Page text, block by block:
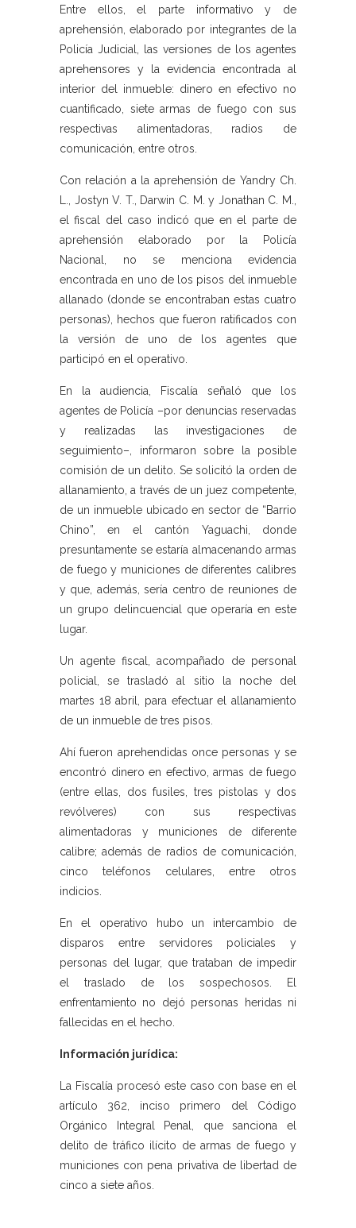
Entre ellos, el parte informativo y de
aprehensión, elaborado por integrantes de la
Policía Judicial, las versiones de los agentes
aprehensores y la evidencia encontrada al
interior del inmueble: dinero en efectivo no
cuantificado, siete armas de fuego con sus
respectivas alimentadoras, radios de
comunicación, entre otros.
Con relación a la aprehensión de Yandry Ch.
L., Jostyn V. T., Darwin C. M. y Jonathan C. M.,
el fiscal del caso indicó que en el parte de
aprehensión elaborado por la Policía
Nacional, no se menciona evidencia
encontrada en uno de los pisos del inmueble
allanado (donde se encontraban estas cuatro
personas), hechos que fueron ratificados con
la versión de uno de los agentes que
participó en el operativo.
En la audiencia, Fiscalía señaló que los
agentes de Policía –por denuncias reservadas
y realizadas las investigaciones de
seguimiento–, informaron sobre la posible
comisión de un delito. Se solicitó la orden de
allanamiento, a través de un juez competente,
de un inmueble ubicado en sector de “Barrio
Chino”, en el cantón Yaguachi, donde
presuntamente se estaría almacenando armas
de fuego y municiones de diferentes calibres
y que, además, sería centro de reuniones de
un grupo delincuencial que operaría en este
lugar.
Un agente fiscal, acompañado de personal
policial, se trasladó al sitio la noche del
martes 18 abril, para efectuar el allanamiento
de un inmueble de tres pisos.
Ahí fueron aprehendidas once personas y se
encontró dinero en efectivo, armas de fuego
(entre ellas, dos fusiles, tres pistolas y dos
revólveres) con sus respectivas
alimentadoras y municiones de diferente
calibre; además de radios de comunicación,
cinco teléfonos celulares, entre otros
indicios.
En el operativo hubo un intercambio de
disparos entre servidores policiales y
personas del lugar, que trataban de impedir
el traslado de los sospechosos. El
enfrentamiento no dejó personas heridas ni
fallecidas en el hecho.
Información jurídica:
La Fiscalía procesó este caso con base en el
artículo 362, inciso primero del Código
Orgánico Integral Penal, que sanciona el
delito de tráfico ilícito de armas de fuego y
municiones con pena privativa de libertad de
cinco a siete años.